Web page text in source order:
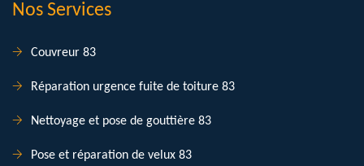
Nos Services
Couvreur 83
Réparation urgence fuite de toiture 83
Nettoyage et pose de gouttière 83
Pose et réparation de velux 83